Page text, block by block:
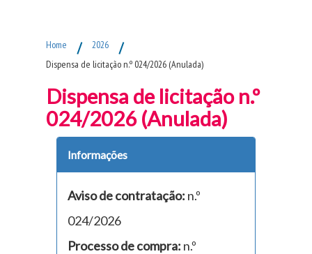
Home / 2026 /
Dispensa de licitação n.º 024/2026 (Anulada)
Dispensa de licitação n.º
024/2026 (Anulada)
Informações
Aviso de contratação: n.º
024/2026
Processo de compra: n.º